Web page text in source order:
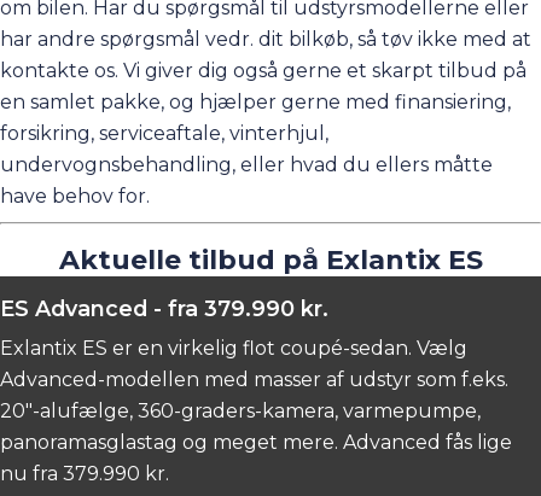
om bilen. Har du spørgsmål til udstyrsmodellerne eller
har andre spørgsmål vedr. dit bilkøb, så tøv ikke med at
kontakte os. Vi giver dig også gerne et skarpt tilbud på
en samlet pakke, og hjælper gerne med finansiering,
forsikring, serviceaftale, vinterhjul,
undervognsbehandling, eller hvad du ellers måtte
have behov for.
Aktuelle tilbud på Exlantix ES
ES Advanced - fra 379.990 kr.
Exlantix ES er en virkelig flot coupé-sedan. Vælg
Advanced-modellen med masser af udstyr som f.eks.
20"-alufælge, 360-graders-kamera, varmepumpe,
panoramasglastag og meget mere. Advanced fås lige
nu fra 379.990 kr.